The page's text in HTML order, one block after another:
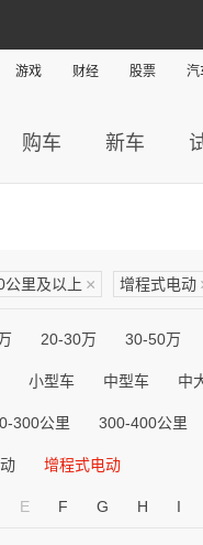
游戏 财经 股票 汽
购车 新车
公里及以上 × 增程式电动
20-30万 30-50万
小型车 中型车 中
300公里 300-400公里
增程式电动
E F G H I